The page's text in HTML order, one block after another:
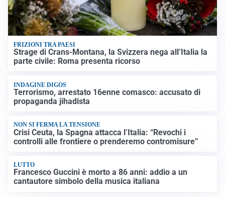
FRIZIONI TRA PAESI
Strage di Crans-Montana, la Svizzera nega all’Italia la
parte civile: Roma presenta ricorso
INDAGINE DIGOS
Terrorismo, arrestato 16enne comasco: accusato di
propaganda jihadista
NON SI FERMA LA TENSIONE
Crisi Ceuta, la Spagna attacca l’Italia: “Revochi i
controlli alle frontiere o prenderemo contromisure”
LUTTO
Francesco Guccini è morto a 86 anni: addio a un
cantautore simbolo della musica italiana